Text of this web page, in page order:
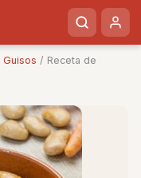
Guisos / Receta de